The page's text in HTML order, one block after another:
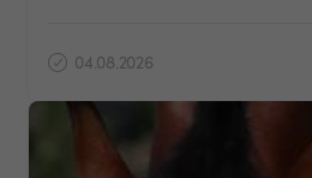
04.08.2026